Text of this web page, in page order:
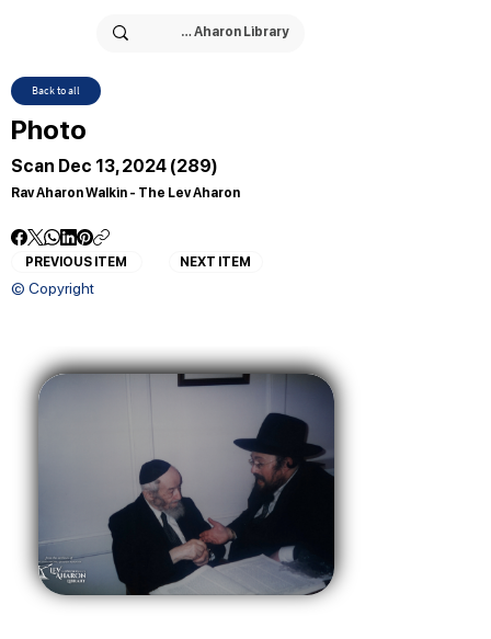
Back to all
Photo
Scan Dec 13, 2024 (289)
Rav Aharon Walkin - The Lev Aharon
PREVIOUS ITEM NEXT ITEM
© Copyright